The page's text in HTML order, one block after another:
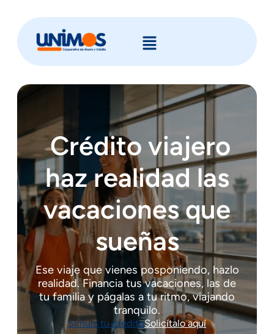
Crédito viajero
haz realidad las
vacaciones que
sueñas
Ese viaje que vienes posponiendo, hazlo
realidad. Financia tus vacaciones, las de
tu familia y págalas a tu ritmo, viajando
tranquilo.
Simula tu créditoSolicítalo aquí